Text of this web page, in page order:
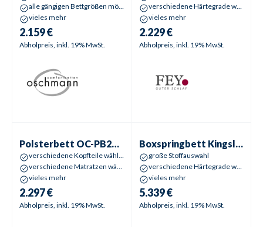
alle gängigen Bettgrößen möglich
vieles mehr
2.159 €
Abholpreis, inkl. 19% MwSt.
verschiedene Härtegrade wählbar
vieles mehr
2.229 €
Abholpreis, inkl. 19% MwSt.
Polsterbett OC-PB23104
verschiedene Kopfteile wählbar
verschiedene Matratzen wählbar
vieles mehr
2.297 €
Abholpreis, inkl. 19% MwSt.
Boxspringbett Kingsline 2.0 Boxspring | Florence 2.0
große Stoffauswahl
verschiedene Härtegrade wählbar
vieles mehr
5.339 €
Abholpreis, inkl. 19% MwSt.